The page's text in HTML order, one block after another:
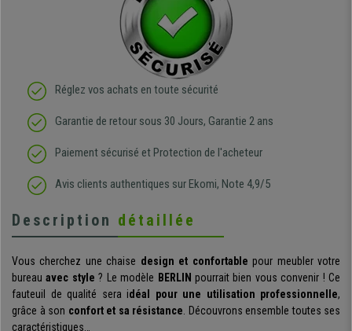
Réglez vos achats en toute sécurité
Garantie de retour sous 30 Jours, Garantie 2 ans
Paiement sécurisé et Protection de l'acheteur
Avis clients authentiques sur Ekomi, Note 4,9/5
Description détaillée
Vous cherchez une chaise design et confortable pour meubler votre
bureauavec style ? Le modèle BERLIN pourrait bien vous convenir ! Ce
fauteuil de qualité sera idéal pour une utilisation professionnelle,
grâce à son confort et sa résistance. Découvrons ensemble toutes ses
caractéristiques…